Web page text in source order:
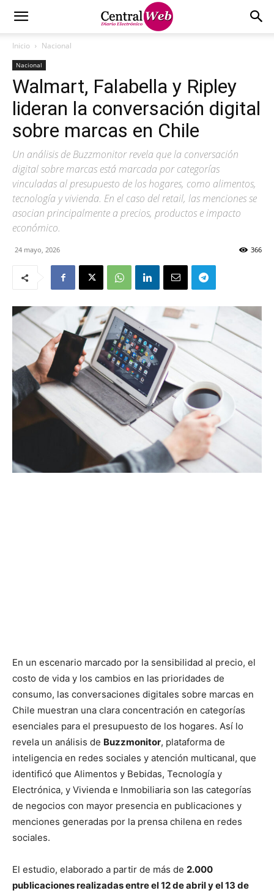
Inicio Nacional
Nacional
Walmart, Falabella y Ripley
lideran la conversación digital
sobre marcas en Chile
Un análisis de Buzzmonitor revela que la conversación
digital sobre marcas está marcada por categorías
vinculadas al presupuesto de los hogares, como alimentos,
tecnología y vivienda. En el caso del retail, las menciones se
asocian principalmente a precios, productos e impacto
económico.
24 mayo, 2026 366
En un escenario marcado por la sensibilidad al precio, el
costo de vida y los cambios en las prioridades de
consumo, las conversaciones digitales sobre marcas en
Chile muestran una clara concentración en categorías
esenciales para el presupuesto de los hogares. Así lo
revela un análisis de Buzzmonitor, plataforma de
inteligencia en redes sociales y atención multicanal, que
identificó que Alimentos y Bebidas, Tecnología y
Electrónica, y Vivienda e Inmobiliaria son las categorías
de negocios con mayor presencia en publicaciones y
menciones generadas por la prensa chilena en redes
sociales.
El estudio, elaborado a partir de más de 2.000
publicaciones realizadas entre el 12 de abril y el 13 de